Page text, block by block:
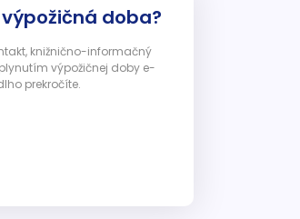
doba?
knižnično-informačný
výpožičnej doby e-
prekročíte.